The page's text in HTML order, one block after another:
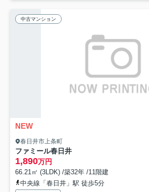
中古マンション
NEW
春日井市上条町
ファミール春日井
1,890万円
66.21㎡ (3LDK) /築32年 /11階建
中央線「春日井」駅 徒歩5分